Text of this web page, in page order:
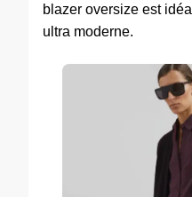
blazer oversize est
ultra moderne.